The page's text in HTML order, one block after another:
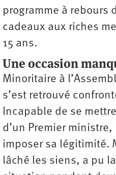
programme à rebours
cadeaux aux riches
15 ans.
Une occasion
Minoritaire à
s’est retrouvé
Incapable de se
d’un Premier ministre,
imposer sa légitimité.
lâché les siens, a pu